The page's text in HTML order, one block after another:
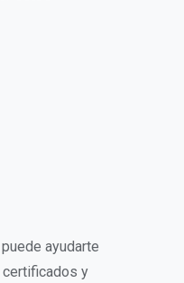
ayudarte
certificados y